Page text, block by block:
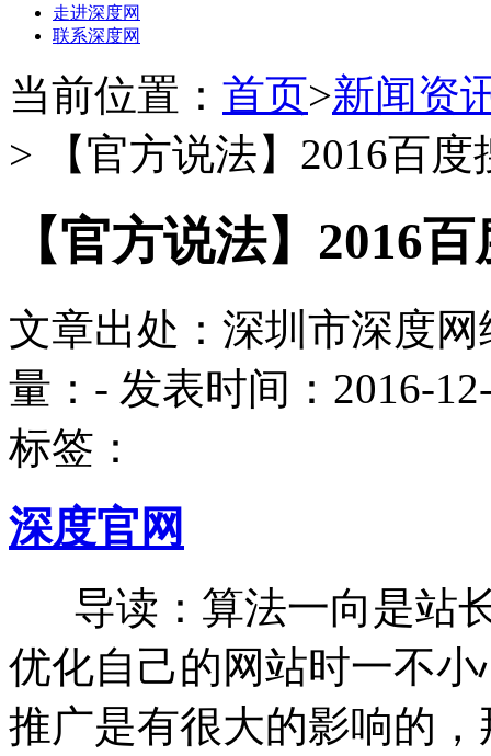
走进深度网
联系深度网
当前位置： 首页>新闻资
> 【官方说法】2016百
【官方说法】2016
文章出处：深圳市深度
量： - 发表时间：2016-
标签：
深度官网
导读：算法一向是站
优化自己的网站时一不
推广是有很大的影响的